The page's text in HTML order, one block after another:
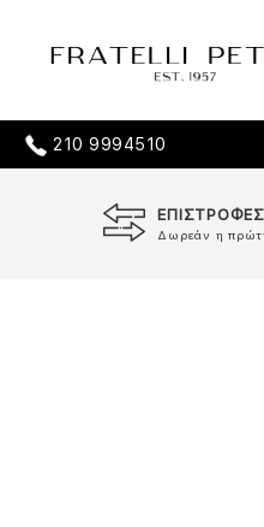
210 9994510
ΕΠΙΣΤΡΟΦΕΣ
Δωρεάν η